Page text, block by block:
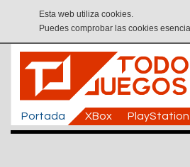
Esta web utiliza cookies.
Puedes comprobar las cookies
Portada XBox PlayStation